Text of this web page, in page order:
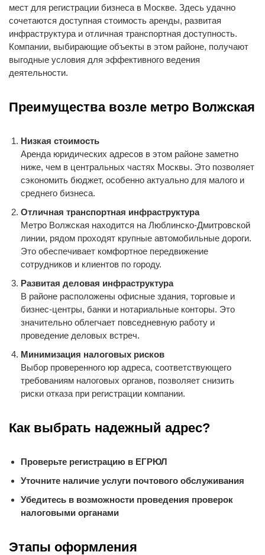
мест для регистрации бизнеса в Москве. Здесь удачно
сочетаются доступная стоимость аренды, развитая
инфраструктура и отличная транспортная доступность.
Компании, выбирающие объекты в этом районе, получают
выгодные условия для эффективного ведения
деятельности.
Преимущества возле метро Волжская
Низкая стоимость
Аренда юридических адресов в этом районе заметно
ниже, чем в центральных частях Москвы. Это позволяет
сэкономить бюджет, особенно актуально для малого и
среднего бизнеса.
Отличная транспортная инфраструктура
Метро Волжская находится на Люблинско-Дмитровской
линии, рядом проходят крупные автомобильные дороги.
Это обеспечивает комфортное передвижение
сотрудников и клиентов по городу.
Развитая деловая инфраструктура
В районе расположены офисные здания, торговые и
бизнес-центры, банки и нотариальные конторы. Это
значительно облегчает повседневную работу и
проведение деловых встреч.
Минимизация налоговых рисков
Выбор проверенного юр адреса, соответствующего
требованиям налоговых органов, позволяет снизить
риски отказа при регистрации компании.
Как выбрать надежный адрес?
Проверьте регистрацию в ЕГРЮЛ
Уточните наличие услуги почтового обслуживания
Убедитесь в возможности проведения проверок
налоговыми органами
Этапы оформления